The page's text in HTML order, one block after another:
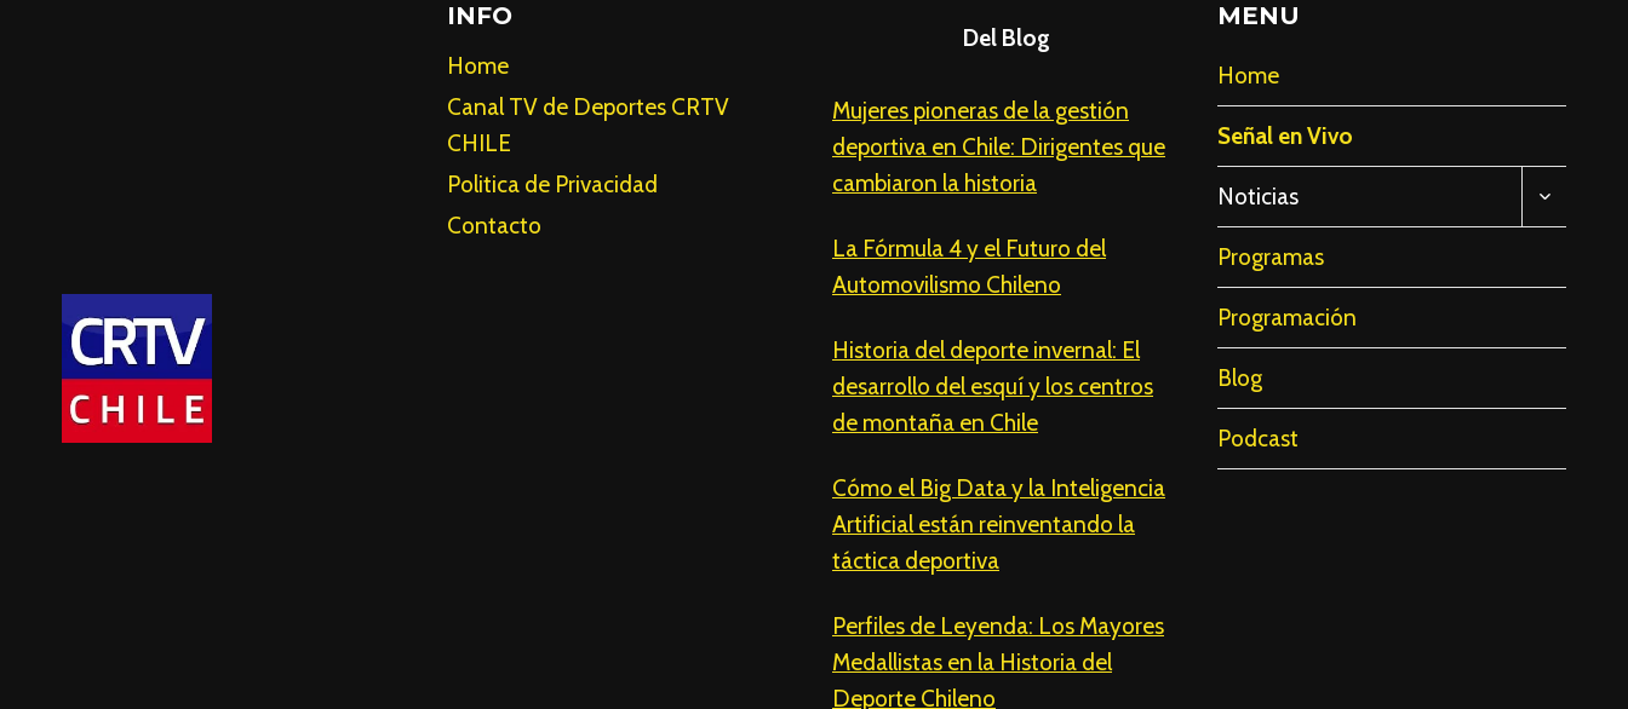
INFO
Home
Canal TV de Deportes CRTV
CHILE
Politica de Privacidad
Contacto
Del Blog
Mujeres pioneras de la gestión
deportiva en Chile: Dirigentes que
cambiaron la historia
La Fórmula 4 y el Futuro del
Automovilismo Chileno
Historia del deporte invernal: El
desarrollo del esquí y los centros
de montaña en Chile
Cómo el Big Data y la Inteligencia
Artificial están reinventando la
táctica deportiva
Perfiles de Leyenda: Los Mayores
Medallistas en la Historia del
Deporte Chileno
MENU
Home
Señal en Vivo
Noticias
HIJO
Programas
Programación
Blog
Podcast